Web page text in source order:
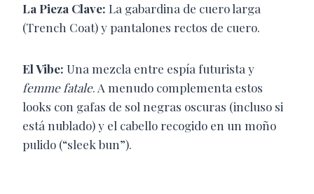
La Pieza Clave: La gabardina de cuero larga
(Trench Coat) y pantalones rectos de cuero.
El Vibe: Una mezcla entre espía futurista y
femme fatale. A menudo complementa estos
looks con gafas de sol negras oscuras (incluso si
está nublado) y el cabello recogido en un moño
pulido (“sleek bun”).